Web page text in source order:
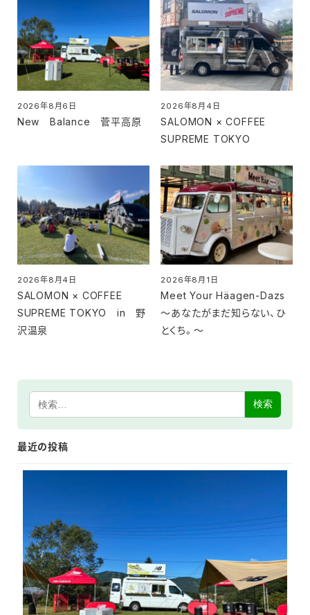
New Balance 菅平高原
2026年8月6日
SALOMON × COFFEE
SUPREME TOKYO
2026年8月4日
SALOMON × COFFEE
SUPREME TOKYO in 野
沢温泉
投稿日
2026年8月4日
Meet Your Häagen-Dazs
～あなたがまだ知らない、ひ
とくち。～
投稿日
2026年8月1日
検索
最近の投稿